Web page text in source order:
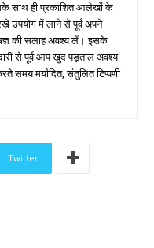
साथ ही प्रकाशित आलेखों के
उपयोग में लाने से पूर्व अपने
की सलाह अवश्य लें। इसके
से पूर्व आप खुद पड़ताल अवश्य
समय मर्यादित, संतुलित टिप्पणी
Twitter